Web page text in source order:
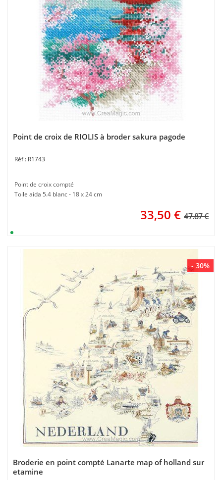
Point de croix de RIOLIS à broder sakura pagode
R1743
Point de croix compté
Toile aida 5.4 blanc - 18 x 24 cm
33,50 € 47.87 €
- 30%
Broderie en point compté Lanarte map of holland sur
etamine